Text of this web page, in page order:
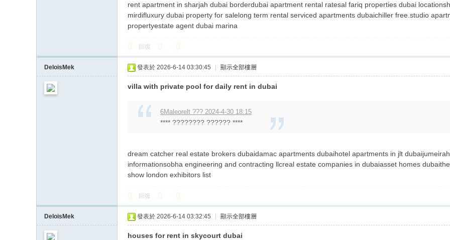
rent apartment in sharjah dubai borderdubai apartment rental ratesal fariq properties dubai
mirdifluxury dubai property for salelong term rental serviced apartments dubaichiller free.studio
propertyestate agent dubai marina
回復
DeloisMek 發表於 2026-6-14 03:30:45 顯示全部樓層
villa with private pool for daily rent in dubai
6Maleorelt ??? 2024-4-30 18:15
**** ???????? ?????? ****
dream catcher real estate brokers dubaidamac apartments dubaihotel apartments in jlt
informationsobha engineering and contracting llcreal estate companies in dubaiasset homes
show london exhibitors list
回復
DeloisMek 發表於 2026-6-14 03:32:45 顯示全部樓層
houses for rent in skycourt dubai